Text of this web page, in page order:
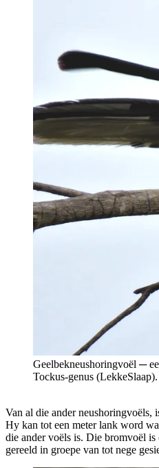
Geelbekneushoringvoël ─
Tockus-genus (LekkeSlaap).
Van al die ander neushoringvoëls,
Hy kan tot een meter lank word
die ander voëls is. Die bromvoël
gereeld in groepe van tot nege